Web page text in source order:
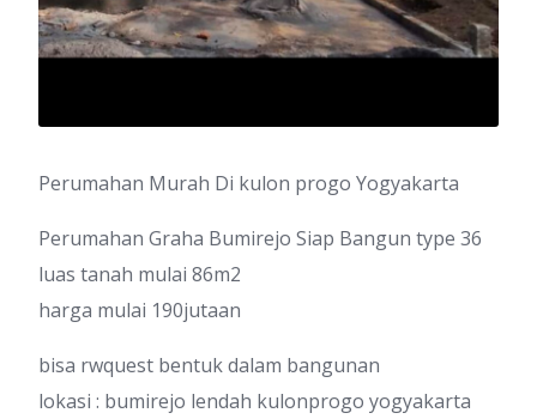
Perumahan Murah Di kulon progo Yogyakarta
Perumahan Graha Bumirejo Siap Bangun type 36
luas tanah mulai 86m2
harga mulai 190jutaan
bisa rwquest bentuk dalam bangunan
lokasi : bumirejo lendah kulonprogo yogyakarta